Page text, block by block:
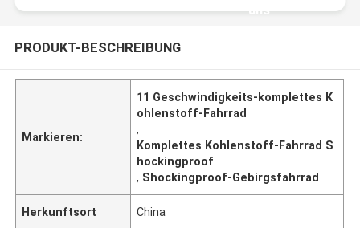
uns
PRODUKT-BESCHREIBUNG
Markieren:
11 Geschwindigkeits-komplettes K
ohlenstoff-Fahrrad
,
Komplettes Kohlenstoff-Fahrrad S
hockingproof
, Shockingproof-Gebirgsfahrrad
Herkunftsort China